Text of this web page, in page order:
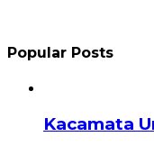
Popular Posts
Kacamata